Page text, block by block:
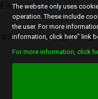
E-mail:info@pte.hu
© Pécsi Tudományegyetem
The website only uses
operation. These include
the user. For more
information, click here" link
For more information, click